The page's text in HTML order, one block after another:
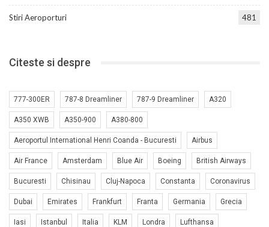
Stiri Aeroporturi 481
Citeste si despre
777-300ER 787-8 Dreamliner 787-9 Dreamliner A320
A350 XWB A350-900 A380-800
Aeroportul International Henri Coanda - Bucuresti Airbus
Air France Amsterdam Blue Air Boeing British Airways
Bucuresti Chisinau Cluj-Napoca Constanta Coronavirus
Dubai Emirates Frankfurt Franta Germania Grecia
Iasi Istanbul Italia KLM Londra Lufthansa